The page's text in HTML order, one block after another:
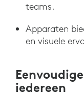
teams.
Apparaten
en visuele
iedereen